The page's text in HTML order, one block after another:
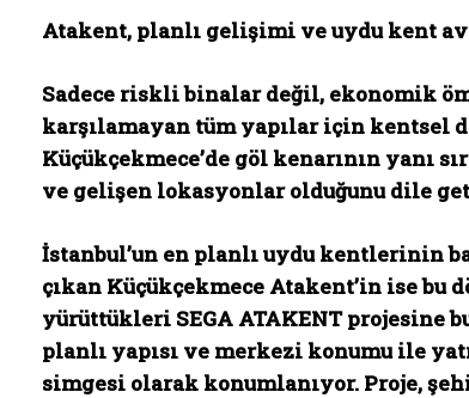
Atakent, planlı gelişimi ve uydu kent
Sadece riskli binalar değil, ekonomik
karşılamayan tüm yapılar için kentsel
Küçükçekmece’de göl kenarının yanı
ve gelişen lokasyonlar olduğunu dile
İstanbul’un en planlı uydu kentlerinin
çıkan Küçükçekmece Atakent’in ise bu
yürüttükleri SEGA ATAKENTprojesine
planlı yapısı ve merkezi konumu ile
simgesi olarak konumlanıyor. Proje,